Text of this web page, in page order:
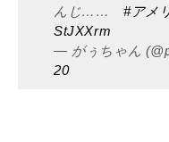
んじ…… #アメ
StJXXrm
— がぅちゃん
20